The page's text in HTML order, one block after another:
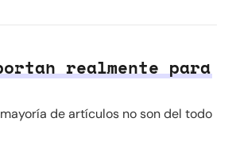
realmente para
de artículos no son del todo